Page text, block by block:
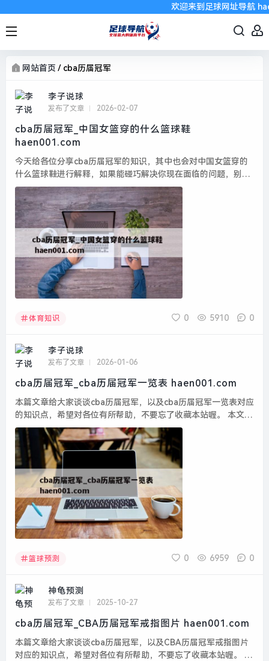
欢迎来到足球网址导航
网站首页 / cba历届冠军
李子说球
发布了文章 2026-02-07
cba历届冠军_中国女篮穿的什么篮球鞋
haen001.com
今天给各位分享cba历届冠军的知识，其中也会对中国女篮穿的
什么篮球鞋进行解释，如果能碰巧解决你现在面临的问题，别忘
了关注本站，现在开始吧！本文目录一览： 1、cba历届总冠军
一览表...
体育知识 0 5910 0
李子说球
发布了文章 2026-01-06
cba历届冠军_cba历届冠军一览表 haen001.com
本篇文章给大家谈谈cba历届冠军，以及cba历届冠军一览表对应
的知识点，希望对各位有所帮助，不要忘了收藏本站喔。 本文目
录一览： 1、CBA历届总冠军有哪几个队伍?...
篮球预测 0 6959 0
神龟预测
发布了文章 2025-10-27
cba历届冠军_CBA历届冠军戒指图片 haen001.com
本篇文章给大家谈谈cba历届冠军，以及CBA历届冠军戒指图片
对应的知识点，希望对各位有所帮助，不要忘了收藏本站喔。 本